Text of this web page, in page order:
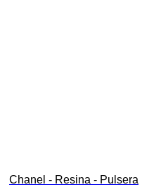
Chanel - Resina - Pulsera